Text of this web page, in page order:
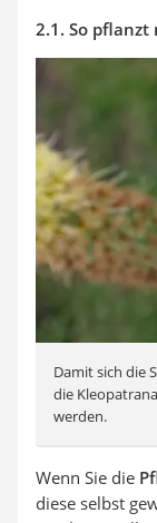
2.1. So pflanzt
Damit sich die
die
werden.
Wenn Sie die
diese selbst